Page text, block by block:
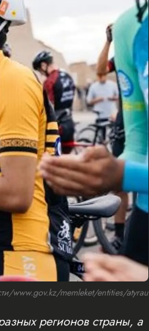
www.gov.kz/memleket/entities/atyrau
регионов страны, а